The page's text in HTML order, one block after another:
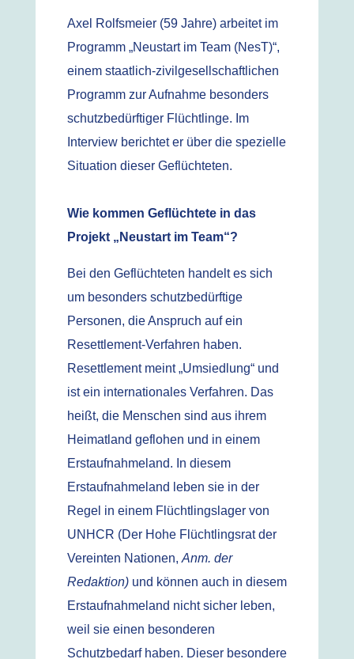
Axel Rolfsmeier (59 Jahre) arbeitet im
Programm „Neustart im Team (NesT)“,
einem staatlich-zivilgesellschaftlichen
Programm zur Aufnahme besonders
schutzbedürftiger Flüchtlinge. Im
Interview berichtet er über die spezielle
Situation dieser Geflüchteten.
Wie kommen Geflüchtete in das
Projekt „Neustart im Team“?
Bei den Geflüchteten handelt es sich
um besonders schutzbedürftige
Personen, die Anspruch auf ein
Resettlement-Verfahren haben.
Resettlement meint „Umsiedlung“ und
ist ein internationales Verfahren. Das
heißt, die Menschen sind aus ihrem
Heimatland geflohen und in einem
Erstaufnahmeland. In diesem
Erstaufnahmeland leben sie in der
Regel in einem Flüchtlingslager von
UNHCR (Der Hohe Flüchtlingsrat der
Vereinten Nationen, Anm. der
Redaktion)und können auch in diesem
Erstaufnahmeland nicht sicher leben,
weil sie einen besonderen
Schutzbedarf haben. Dieser besondere